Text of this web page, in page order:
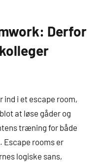
Derfor
i et escape room,
at løse gåder og
træning for både
Escape rooms er
logiske sans,